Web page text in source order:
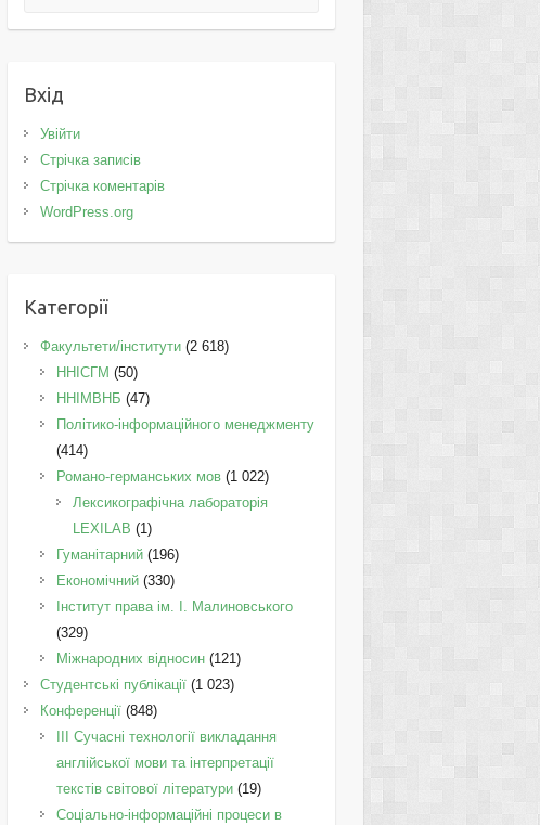
Вхід
Увійти
Стрічка записів
Стрічка коментарів
WordPress.org
Категорії
Факультети/інститути(2 618)
ННІСГМ (50)
ННІМВНБ (47)
Політико-інформаційного менеджменту
(414)
Романо-германських мов(1 022)
Лексикографічна лабораторія
LEXILAB (1)
Гуманітарний(196)
Економічний(330)
Інститут права ім. І. Малиновського
(329)
Міжнародних відносин(121)
Студентські публікації(1 023)
Конференції(848)
III Сучасні технології викладання
англійської мови та інтерпретації
текстів світової літератури(19)
Соціально-інформаційні процеси в